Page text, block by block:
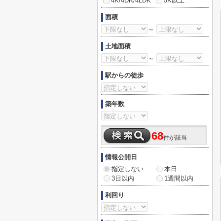
面積
～
土地面積
～
駅からの徒歩
築年数
68件が該当
情報公開日
指定しない
本日
3日以内
1週間以内
利回り